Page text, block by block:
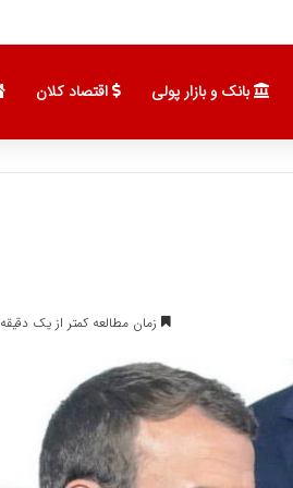
بانک و بازار پولی اقتصاد کلان
زمان مطالعه کمتر از یک دقیقه